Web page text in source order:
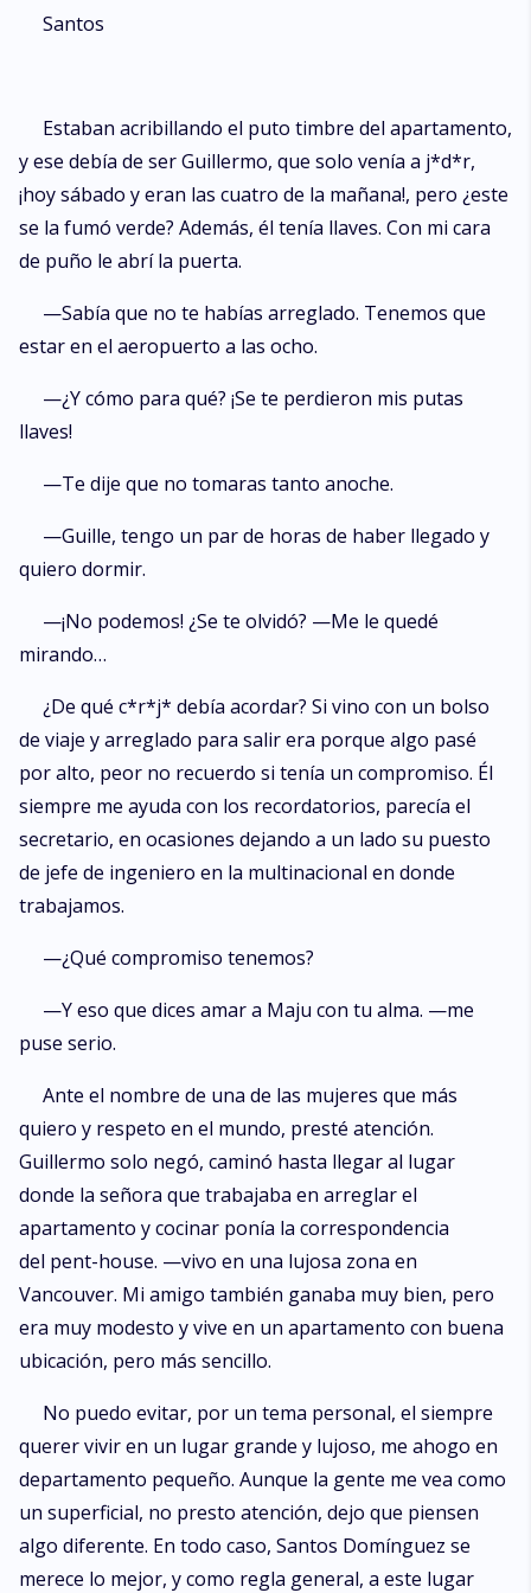
recordaba siempre la misma mujer del pasado. A pesar de haber
en una gran soledad y tardó en superar ese fracaso. Ahora se encuentra
con la ilusión de formar un hogar… Ya no podía quedarse en el pasado,
él continuó su vida, ella debía realizar la suya.
Santos
Estaban acribillando el puto timbre del apartamento,
y ese debía de ser Guillermo, que solo venía a j*d*r,
¡hoy sábado y eran las cuatro de la mañana!, pero ¿este
se la fumó verde? Además, él tenía llaves. Con mi cara
de puño le abrí la puerta.
—Sabía que no te habías arreglado. Tenemos que
estar en el aeropuerto a las ocho.
—¿Y cómo para qué? ¡Se te perdieron mis putas
llaves!
—Te dije que no tomaras tanto anoche.
—Guille, tengo un par de horas de haber llegado y
quiero dormir.
—¡No podemos! ¿Se te olvidó? —Me le quedé
mirando…
¿De qué c*r*j* debía acordar? Si vino con un bolso
de viaje y arreglado para salir era porque algo pasé
por alto, peor no recuerdo si tenía un compromiso. Él
siempre me ayuda con los recordatorios, parecía el
secretario, en ocasiones dejando a un lado su puesto
de jefe de ingeniero en la multinacional en donde
trabajamos.
—¿Qué compromiso tenemos?
—Y eso que dices amar a Maju con tu alma. —me
puse serio.
Ante el nombre de una de las mujeres que más
quiero y respeto en el mundo, presté atención.
Guillermo solo negó, caminó hasta llegar al lugar
donde la señora que trabajaba en arreglar el
apartamento y cocinar ponía la correspondencia
del pent-house. —vivo en una lujosa zona en
Vancouver. Mi amigo también ganaba muy bien, pero
era muy modesto y vive en un apartamento con buena
ubicación, pero más sencillo.
No puedo evitar, por un tema personal, el siempre
querer vivir en un lugar grande y lujoso, me ahogo en
departamento pequeño. Aunque la gente me vea como
un superficial, no presto atención, dejo que piensen
algo diferente. En todo caso, Santos Domínguez se
merece lo mejor, y como regla general, a este lugar